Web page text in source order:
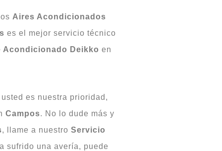
Aires Acondicionados
es el mejor servicio técnico
Acondicionado Deikko en
es nuestra prioridad,
Campos. No lo dude más y
, llame a nuestro Servicio
sufrido una avería, puede